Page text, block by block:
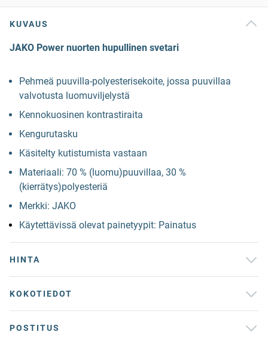
KUVAUS
JAKO Power nuorten hupullinen svetari
Pehmeä puuvilla-polyesterisekoite, jossa puuvillaa
valvotusta luomuviljelystä
Kennokuosinen kontrastiraita
Kengurutasku
Käsitelty kutistumista vastaan
Materiaali: 70 % (luomu)puuvillaa, 30 %
(kierrätys)polyesteriä
Merkki: JAKO
Käytettävissä olevat painetyypit: Painatus
HINTA
KOKOTIEDOT
POSTITUS